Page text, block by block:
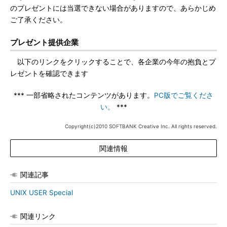
のプレゼントには当選できない場合がありますので、あらかじめ
ご了承ください。
プレゼント提供企業
以下のリンクをクリックすることで、各企業の今年の抱負とプ
レゼントを確認できます
*** 一部省略されたコンテンツがあります。 PC版でご覧くださ
い。
***
Copyright(c)2010 SOFTBANK Creative Inc. All rights reserved.
関連情報
関連記事
UNIX USER Special
関連リンク